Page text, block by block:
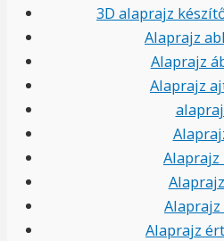
3D alaprajz
Alaprajz
Alaprajz
Alaprajz
Alaprajz